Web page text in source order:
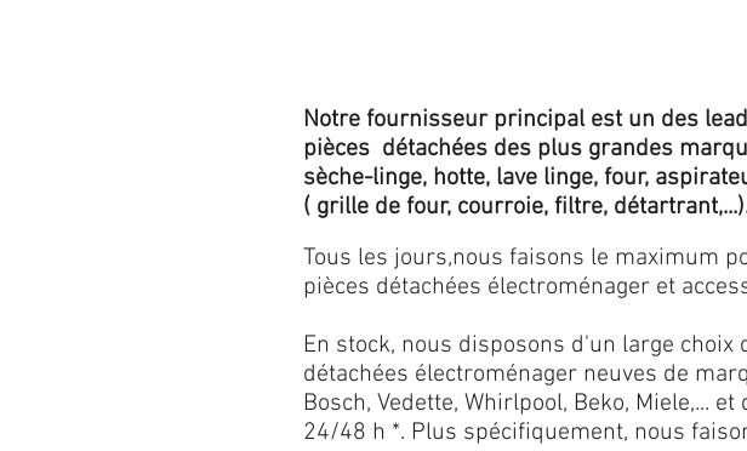
Notre fournisseur principal est un des
pièces détachées des plus grandes
sèche-linge, hotte, lave linge, four,
( grille de four, courroie, filtre,
Tous les jours,nous faisons le maximum
pièces détachées électroménager et
En stock, nous disposons d'un large
détachées électroménager neuves de
Bosch, Vedette, Whirlpool, Beko, Miele,...
24/48 h *. Plus spécifiquement, nous